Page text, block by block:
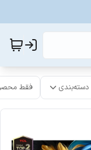
دسته‌بندی فقط